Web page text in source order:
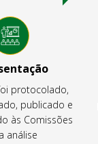
protocolado,
publicado e
às Comissões
análise